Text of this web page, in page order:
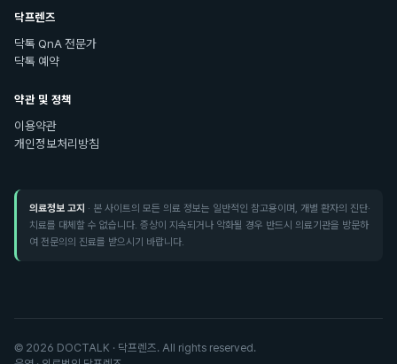
닥프렌즈
닥톡 QnA 전문가
닥톡 예약
약관 및 정책
이용약관
개인정보처리방침
의료정보 고지 · 본 사이트의 모든 의료 정보는 일반적인 참고용이며, 개별 환자의 진단·
치료를 대체할 수 없습니다. 증상이 지속되거나 악화될 경우 반드시 의료기관을 방문하
여 전문의의 진료를 받으시기 바랍니다.
© 2026 DOCTALK · 닥프렌즈. All rights reserved.